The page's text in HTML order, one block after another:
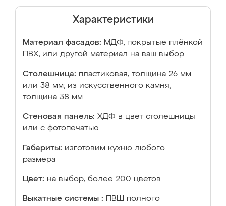
Характеристики
Материал фасадов: МДФ, покрытые плёнкой
ПВХ, или другой материал на ваш выбор
Столешница: пластиковая, толщина 26 мм
или 38 мм; из искусственного камня,
толщина 38 мм
Стеновая панель: ХДФ в цвет столешницы
или с фотопечатью
Габариты: изготовим кухню любого
размера
Цвет: на выбор, более 200 цветов
Выкатные системы :
ПВШ полного